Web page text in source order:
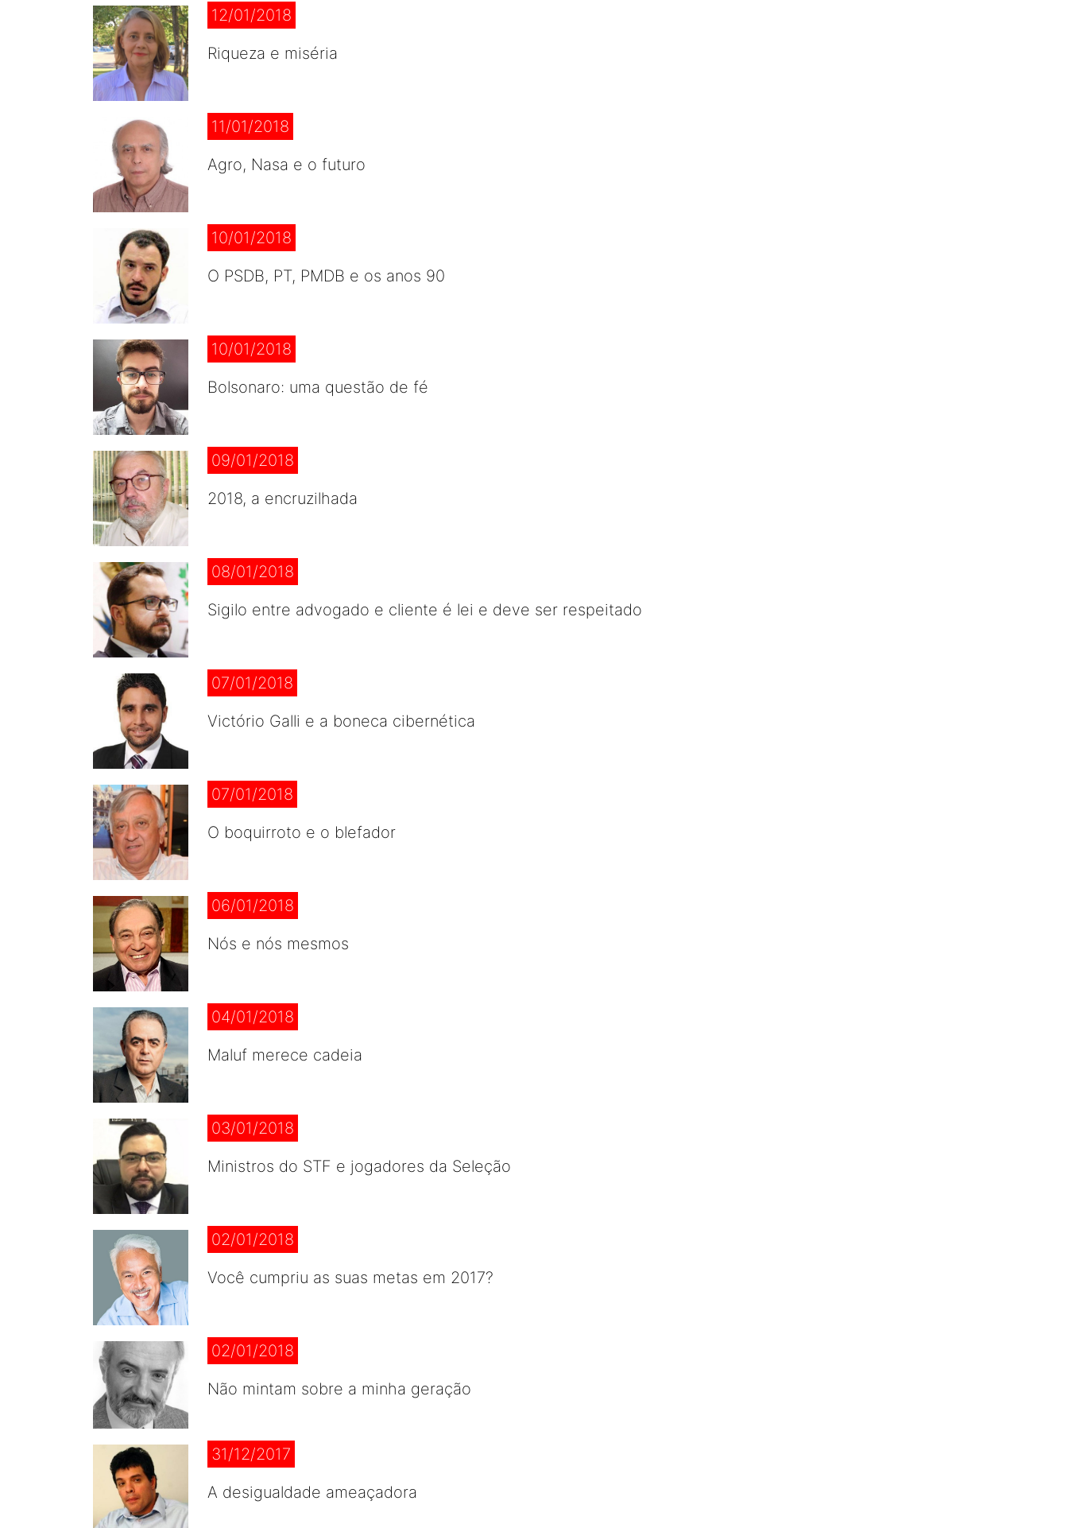
12/01/2018
Riqueza e miséria
11/01/2018
Agro, Nasa e o futuro
10/01/2018
O PSDB, PT, PMDB e os anos 90
10/01/2018
Bolsonaro: uma questão de fé
09/01/2018
2018, a encruzilhada
08/01/2018
Sigilo entre advogado e cliente é lei e deve ser respeitado
07/01/2018
Victório Galli e a boneca cibernética
07/01/2018
O boquirroto e o blefador
06/01/2018
Nós e nós mesmos
04/01/2018
Maluf merece cadeia
03/01/2018
Ministros do STF e jogadores da Seleção
02/01/2018
Você cumpriu as suas metas em 2017?
02/01/2018
Não mintam sobre a minha geração
31/12/2017
A desigualdade ameaçadora